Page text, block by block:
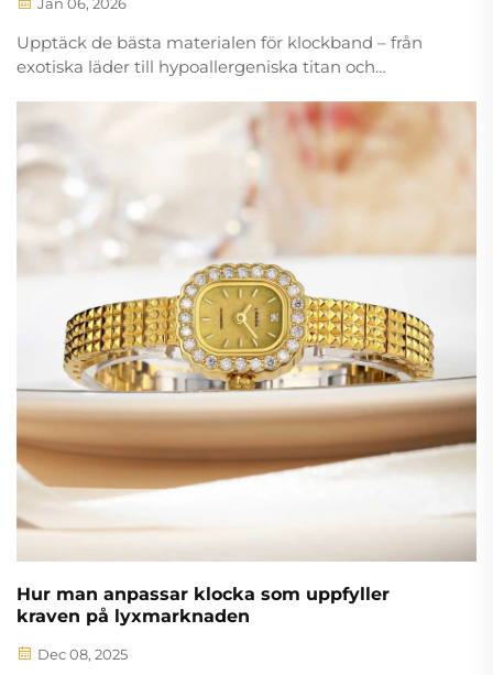
Upptäck de bästa materialen för klockband – från
exotiska läder till hypoallergeniska titan och
efterlevnad och insikter om hållbarhet. Utforska nu.
Hur man anpassar klocka som uppfyller
kraven på lyxmarknaden
Dec 08, 2025